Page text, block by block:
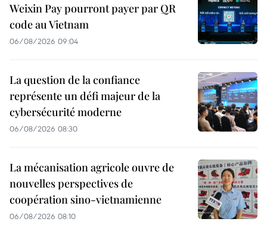
Weixin Pay pourront payer par QR
code au Vietnam
06/08/2026 09:04
La question de la confiance
représente un défi majeur de la
cybersécurité moderne
06/08/2026 08:30
La mécanisation agricole ouvre de
nouvelles perspectives de
coopération sino-vietnamienne
06/08/2026 08:10